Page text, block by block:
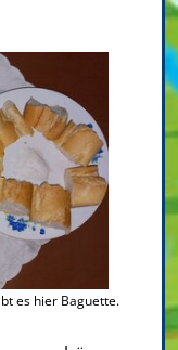
es hier Baguette.